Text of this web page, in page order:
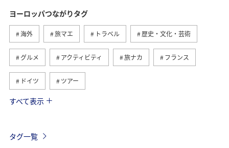
ヨーロッパつながりタグ
海外 旅マエ トラベル 歴史・文化・芸術
グルメ アクティビティ 旅ナカ フランス
ドイツ ツアー
オーストリア
すべて表示
タグ一覧